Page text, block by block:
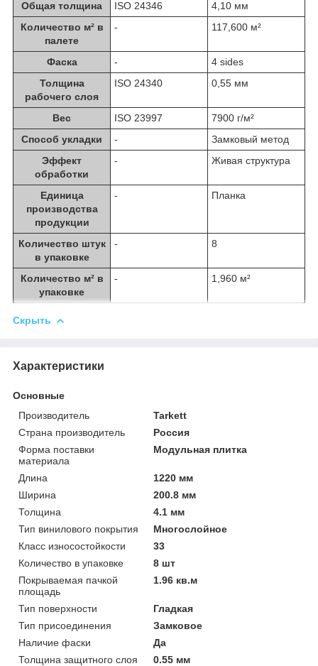
Общая толщина ISO 24346
4,10 мм
Количество м² в
палете
- 117,600 м²
Фаска -
4 sides
Толщина
рабочего слоя
ISO 24340 0,55 мм
Вес ISO 23997
7900 г/м²
Способ укладки
-
Замковый метод
Эффект
обработки
- Живая структура
Единица
производства
продукции
- Планка
Количество штук
в упаковке
- 8
Количество м² в
упаковке
- 1,960 м²
Скрыть
Характеристики
Основные
Производитель
Tarkett
Страна производитель
Россия
Форма поставки
материала
Модульная плитка
Длина
1220 мм
Ширина
200.8 мм
Толщина
4.1 мм
Тип винилового покрытия
Многослойное
Класс износостойкости
33
Количество в упаковке
8 шт
Покрываемая пачкой
площадь
1.96 кв.м
Тип поверхности
Гладкая
Тип присоединения
Замковое
Наличие фаски
Да
Толщина защитного слоя
0.55 мм